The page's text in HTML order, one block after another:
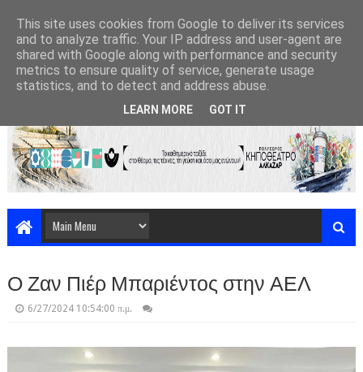
Ο Ζαν Πιέρ Μπαριέντος στην ΑΕΛ
6/27/2024 10:54:00 π.μ.
This site uses cookies from Google to deliver its services
and to analyze traffic. Your IP address and user-agent are
shared with Google along with performance and security
metrics to ensure quality of service, generate usage
statistics, and to detect and address abuse.
LEARN MORE GOT IT